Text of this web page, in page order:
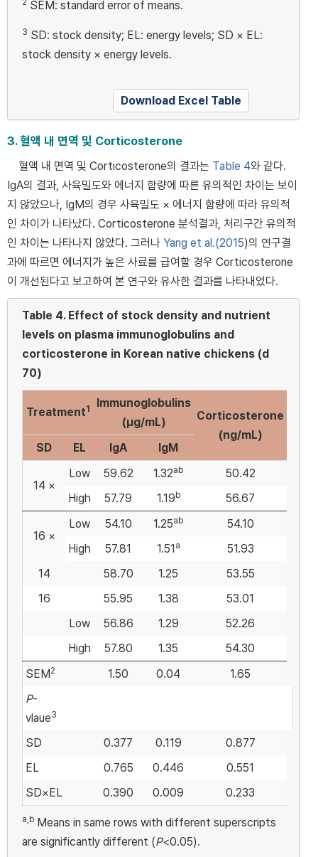
2 SEM: standard error of means.
3 SD: stock density; EL: energy levels; SD × EL:
stock density × energy levels.
Download Excel Table
3. 혈액 내 면역 및 Corticosterone
혈액 내 면역 및 Corticosterone의 결과는 Table 4와 같다.
IgA의 결과, 사육밀도와 에너지 함량에 따른 유의적인 차이는 보이
지 않았으나, IgM의 경우 사육밀도 × 에너지 함량에 따라 유의적
인 차이가 나타났다. Corticosterone 분석결과, 처리구간 유의적
인 차이는 나타나지 않았다. 그러나 Yang et al.(2015)의 연구결
과에 따르면 에너지가 높은 사료를 급여할 경우 Corticosterone
이 개선된다고 보고하여 본 연구와 유사한 결과를 나타내었다.
Table 4. Effect of stock density and nutrient
levels on plasma immunoglobulins and
corticosterone in Korean native chickens (d
70)
Treatment1
Immunoglobulins
(μg/mL)
Corticosterone
(ng/mL)
SD
EL IgA IgM
14 ×
Low 59.62 1.32ab
50.42
High
57.79 1.19 b 56.67
16 ×
Low 54.10 1.25ab
54.10
High
57.81 1.51 a
51.93
14
58.70 1.25
53.55
16
55.95 1.38
53.01
Low
56.86 1.29
52.26
High
57.80 1.35
54.30
SEM2 1.50 0.04
1.65
P-
vlaue3
SD 0.377 0.119
0.877
EL
0.765 0.446
0.551
SD×EL
0.390 0.009 0.233
a,b Means in same rows with different superscripts
are significantly different (P<0.05).